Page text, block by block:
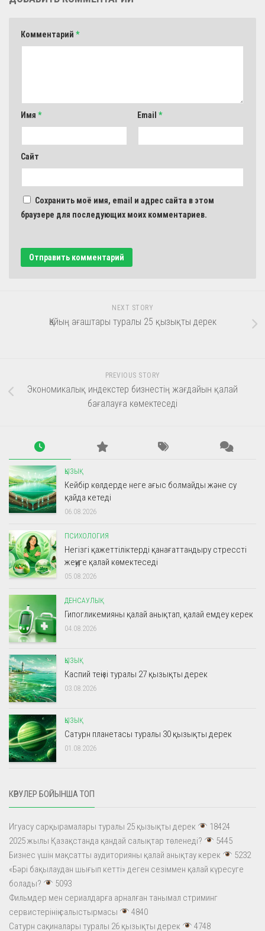
Комментарий *
Имя * Email *
Сайт
Сохранить моё имя, email и адрес сайта в этом
браузере для последующих моих комментариев.
NEXT STORY
Қайың ағаштары туралы 25 қызықты дерек
PREVIOUS STORY
Экономикалық индекстер бизнестің жағдайын қалай
бағалауға көмектеседі
ҚЫЗЫҚ
Кейбір көлдерде неге ағыс болмайды және су
қайда кетеді
06.08.2026
ПСИХОЛОГИЯ
Негізгі қажеттіліктерді қанағаттандыру стрессті
жеңуге қалай көмектеседі
05.08.2026
ДЕНСАУЛЫҚ
Гипогликемияны қалай анықтап, қалай емдеу керек
04.08.2026
ҚЫЗЫҚ
Каспий теңізі туралы 27 қызықты дерек
03.08.2026
ҚЫЗЫҚ
Сатурн планетасы туралы 30 қызықты дерек
01.08.2026
КӨРУЛЕР БОЙЫНША ТОП
Игуасу сарқырамалары туралы 25 қызықты дерек
18424
2025 жылы Қазақстанда қандай салықтар төленеді?
5445
Бизнес үшін мақсатты аудиторияны қалай анықтау керек
5232
«Бәрі бақылаудан шығып кетті» деген сезіммен қалай күресуге
болады?
5093
Фильмдер мен сериалдарға арналған танымал стриминг
сервистерінің салыстырмасы
4840
Сатурн сақиналары туралы 26 қызықты дерек
4748